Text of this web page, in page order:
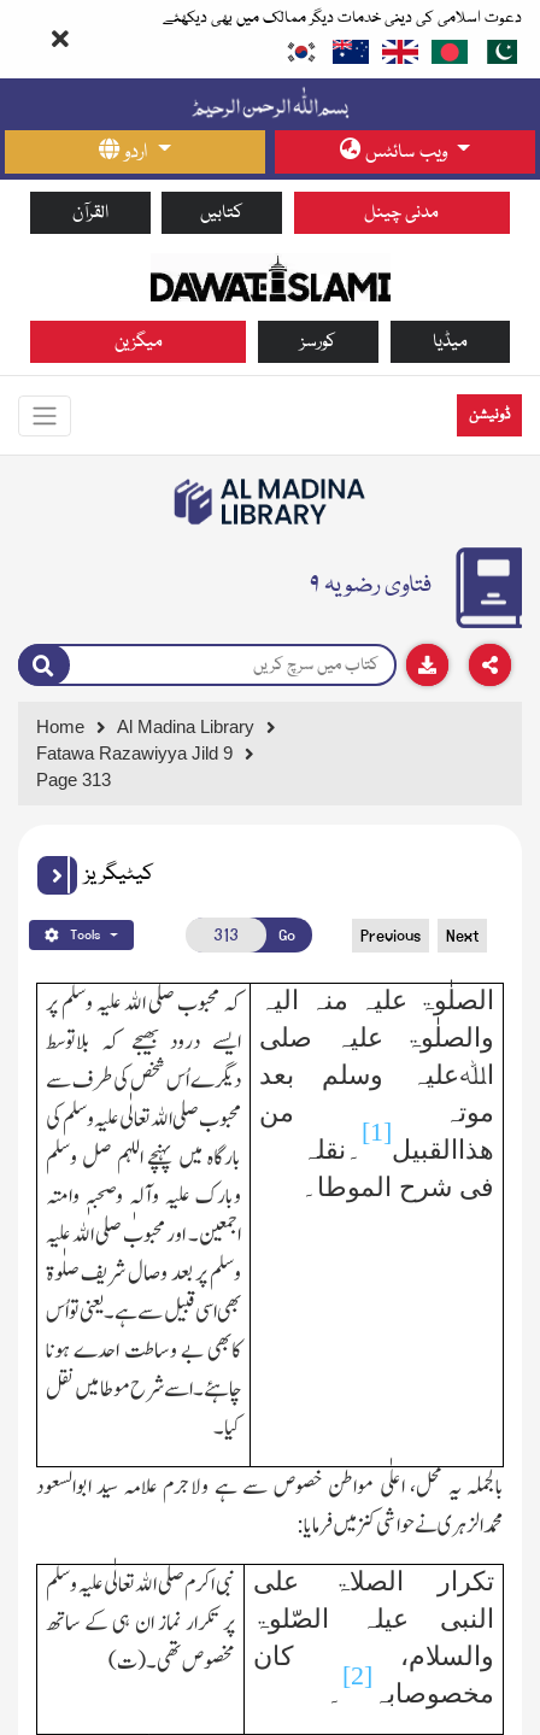
دعوت اسلامی کی دینی خدمات دیگر ممالک میں بھی دیکھئے
اردو ویب سائٹس
القرآن کتابیں مدنی چینل
میگزین کورسز میڈیا
ڈونیشن
فتاوی رضویہ ۹
Home
Al Madina Library
Fatawa Razawiyya Jild 9
Page 313
کیٹیگریز
Tools Go Previous Next
الصلٰوۃ علیہ منہ الیہ
والصلٰوۃ علیہ صلی
اﷲعلیہ وسلم بعد
موتہ من
ھذاالقبیل
[1]
۔نقلہ
فی شرح الموطا۔
کہمحبوب صلی اﷲ علیہ وسلم پر
ایسے درود بھیجے کہ بلاتوسط
دیگرے اُس شخص کی طرف سے
محبوب صلی اﷲتعالٰی علیہ وسلم کی
بارگاہ میں پہنچے اللہم صل وسلم
وبارك علیہ وآلہٖ وصحبہٖ وامتہ
اجمعین۔ اور محبوب صلی اﷲ علیہ
وسلم پر بعد وصال شریف صلٰوۃ
بھی اسی قبیل سے ہے۔ یعنی تواُس
کابھی بے وساطت احدے ہونا
چاہئے۔اسے شرح موطا میں نقل
کیا۔
بالجملہ یہ محل، اعلٰی مواطن خصوص سے ہے ولاجرم علامہ سید ابوالسعود
محمدالزہری نے حواشی کنز میں فرمایا:
تکرار الصلاۃ علی
النبی عیلہ الصّلوۃ
والسلام، کان
مخصوصابہ
[2]
۔
نبی اکرمصلی اﷲتعالٰی علیہ وسلم
پر تکرار نماز ان ہی کے ساتھ
مخصوص تھی۔(ت)